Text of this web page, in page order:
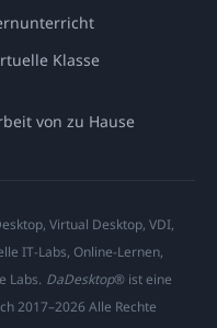
Klasse
von zu Hause
Virtual Desktop, VDI,
IT-Labs, Online-Lernen,
Labs. DaDesktop® ist eine
2017–2026 Alle Rechte